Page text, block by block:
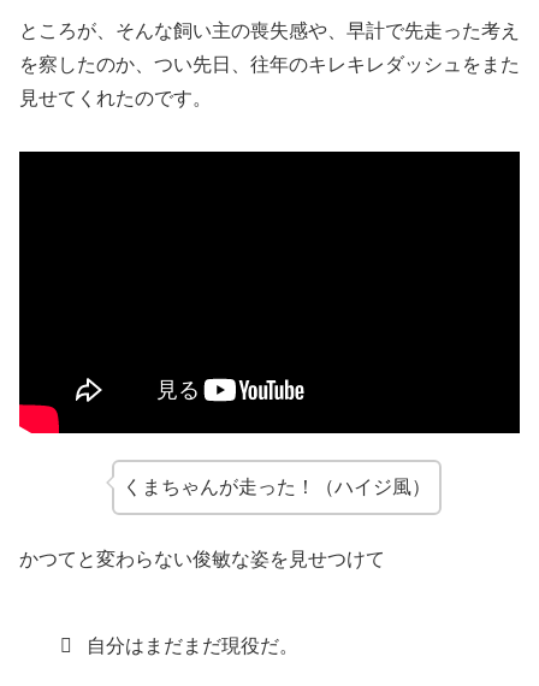
ところが、そんな飼い主の喪失感や、早計で先走った考え
を察したのか、つい先日、往年のキレキレダッシュをまた
見せてくれたのです。
くまちゃんが走った！（ハイジ風）
かつてと変わらない俊敏な姿を見せつけて
自分はまだまだ現役だ。